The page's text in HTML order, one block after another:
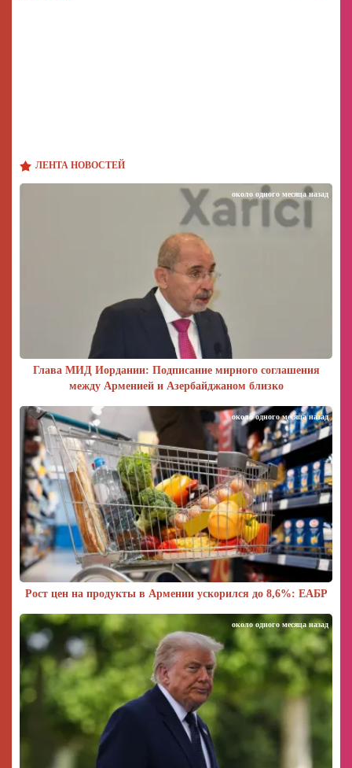
ЛЕНТА НОВОСТЕЙ
Глава МИД Иордании: Подписание мирного соглашения
между Арменией и Азербайджаном близко
около одного месяца назад
Рост цен на продукты в Армении ускорился до 8,6%: ЕАБР
около одного месяца назад
около одного месяца назад